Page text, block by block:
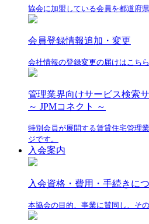
協会に加盟している会員を都道府
会員登録情報追加・変更
会社情報の登録変更の届けはこち
管理業界向けサービス検索
～ JPMコネクト ～
特別会員が展開する賃貸住宅管理
ジです。
入会案内
入会資格・費用・手続きに
本協会の目的、事業に賛同し、そ